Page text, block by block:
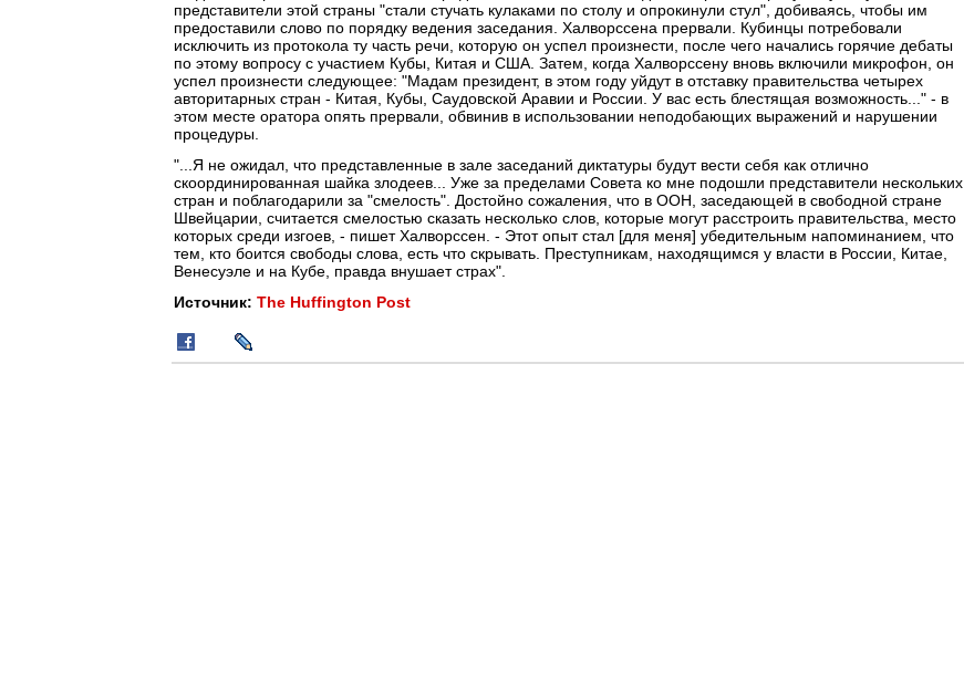
представители этой страны "стали стучать кулаками по столу и опрокинули стул", добиваясь, чтобы им
предоставили слово по порядку ведения заседания. Халворссена прервали. Кубинцы потребовали
исключить из протокола ту часть речи, которую он успел произнести, после чего начались горячие дебаты
по этому вопросу с участием Кубы, Китая и США. Затем, когда Халворссену вновь включили микрофон, он
успел произнести следующее: "Мадам президент, в этом году уйдут в отставку правительства четырех
авторитарных стран - Китая, Кубы, Саудовской Аравии и России. У вас есть блестящая возможность..." - в
этом месте оратора опять прервали, обвинив в использовании неподобающих выражений и нарушении
процедуры.
"...Я не ожидал, что представленные в зале заседаний диктатуры будут вести себя как отлично
скоординированная шайка злодеев... Уже за пределами Совета ко мне подошли представители нескольких
стран и поблагодарили за "смелость". Достойно сожаления, что в ООН, заседающей в свободной стране
Швейцарии, считается смелостью сказать несколько слов, которые могут расстроить правительства, место
которых среди изгоев, - пишет Халворссен. - Этот опыт стал [для меня] убедительным напоминанием, что
тем, кто боится свободы слова, есть что скрывать. Преступникам, находящимся у власти в России, Китае,
Венесуэле и на Кубе, правда внушает страх".
Источник: The Huffington Post